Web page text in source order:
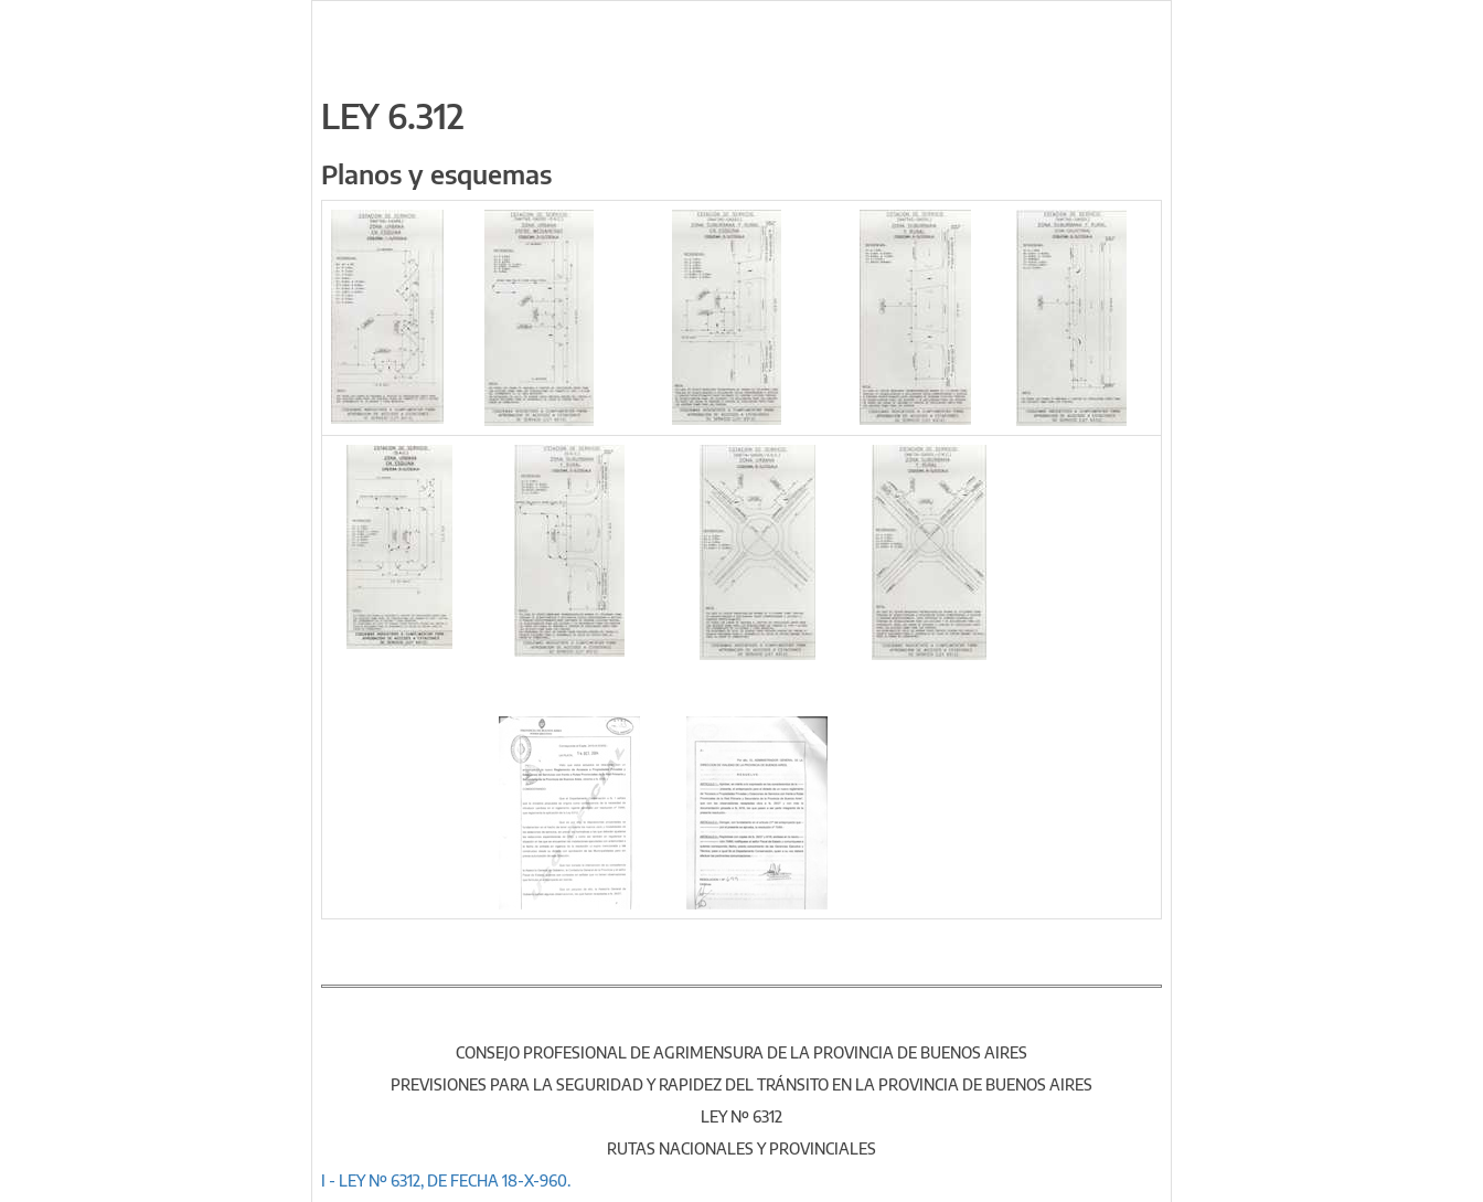
LEY 6.312
Planos y esquemas
CONSEJO PROFESIONAL DE AGRIMENSURA DE LA PROVINCIA DE BUENOS AIRES
PREVISIONES PARA LA SEGURIDAD Y RAPIDEZ DEL TRÁNSITO EN LA PROVINCIA DE BUENOS AIRES
LEY Nº 6312
RUTAS NACIONALES Y PROVINCIALES
I - LEY Nº 6312, DE FECHA 18-X-960.